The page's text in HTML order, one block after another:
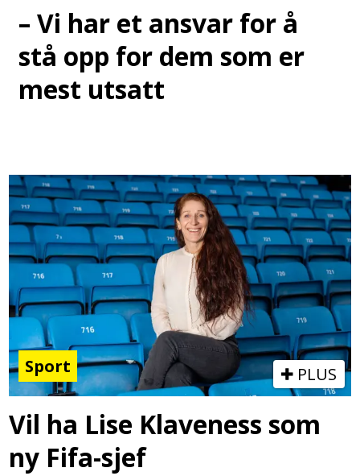
– Vi har et ansvar for å
stå opp for dem som er
mest utsatt
Sport PLUS
Vil ha Lise Klaveness som
ny Fifa-sjef